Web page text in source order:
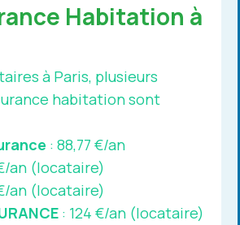
Habitation à
à Paris, plusieurs
habitation sont
: 88,77 €/an
€/an (locataire)
an (locataire)
: 124 €/an (locataire)